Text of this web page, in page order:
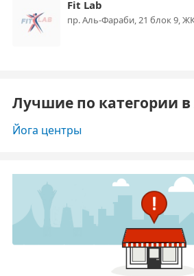
Fit Lab
пр. Аль-Фараби, 21 блок 9,
Лучшие по категории
Йога центры